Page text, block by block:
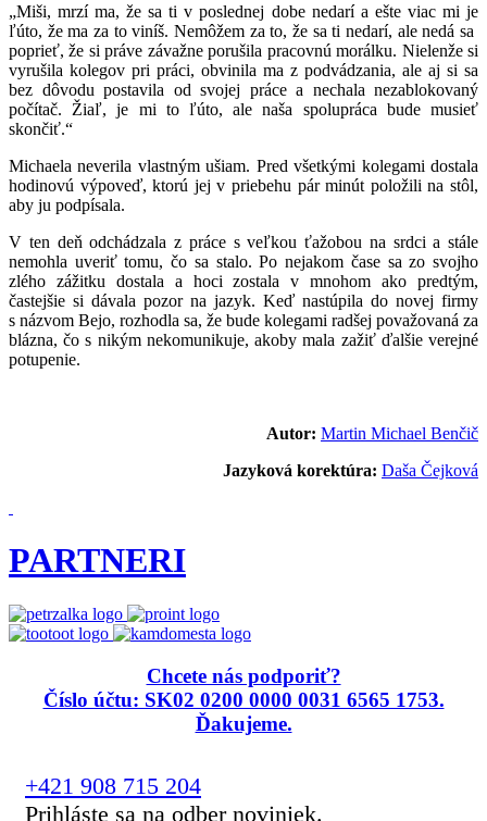
„Miši, mrzí ma, že sa ti v poslednej dobe nedarí a ešte viac mi je
ľúto, že ma za to viníš. Nemôžem za to, že sa ti nedarí, ale nedá sa
poprieť, že si práve závažne porušila pracovnú morálku. Nielenže si
vyrušila kolegov pri práci, obvinila ma z podvádzania, ale aj si sa
bez dôvodu postavila od svojej práce a nechala nezablokovaný
počítač. Žiaľ, je mi to ľúto, ale naša spolupráca bude musieť
skončiť.“
Michaela neverila vlastným ušiam. Pred všetkými kolegami dostala
hodinovú výpoveď, ktorú jej v priebehu pár minút položili na stôl,
aby ju podpísala.
V ten deň odchádzala z práce s veľkou ťažobou na srdci a stále
nemohla uveriť tomu, čo sa stalo. Po nejakom čase sa zo svojho
zlého zážitku dostala a hoci zostala v mnohom ako predtým,
častejšie si dávala pozor na jazyk. Keď nastúpila do novej firmy
s názvom Bejo, rozhodla sa, že bude kolegami radšej považovaná za
blázna, čo s nikým nekomunikuje, akoby mala zažiť ďalšie verejné
potupenie.
Autor: Martin Michael Benčič
Jazyková korektúra: Daša Čejková
PARTNERI
Chcete nás podporiť?
Číslo účtu: SK02 0200 0000 0031 6565 1753.
Ďakujeme.
+421 908 715 204
Prihláste sa na odber noviniek.